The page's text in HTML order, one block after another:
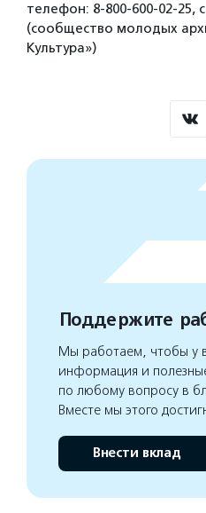
телефон: 8-800-600-02-25,
(сообщество молодых
Культура»)
Поддержите
Мы работаем, чтобы у
информация и
по любому вопросу в
Вместе мы этого
Внести вклад